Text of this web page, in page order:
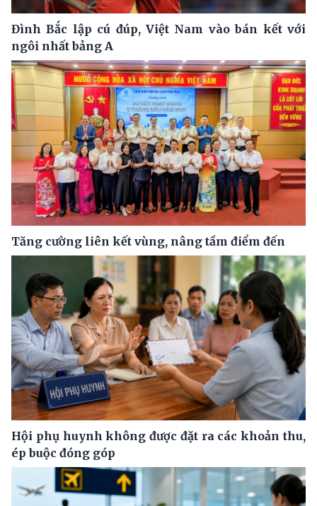
Đình Bắc lập cú đúp, Việt Nam vào bán kết với
ngôi nhất bảng A
Tăng cường liên kết vùng, nâng tầm điểm đến
Hội phụ huynh không được đặt ra các khoản thu,
ép buộc đóng góp